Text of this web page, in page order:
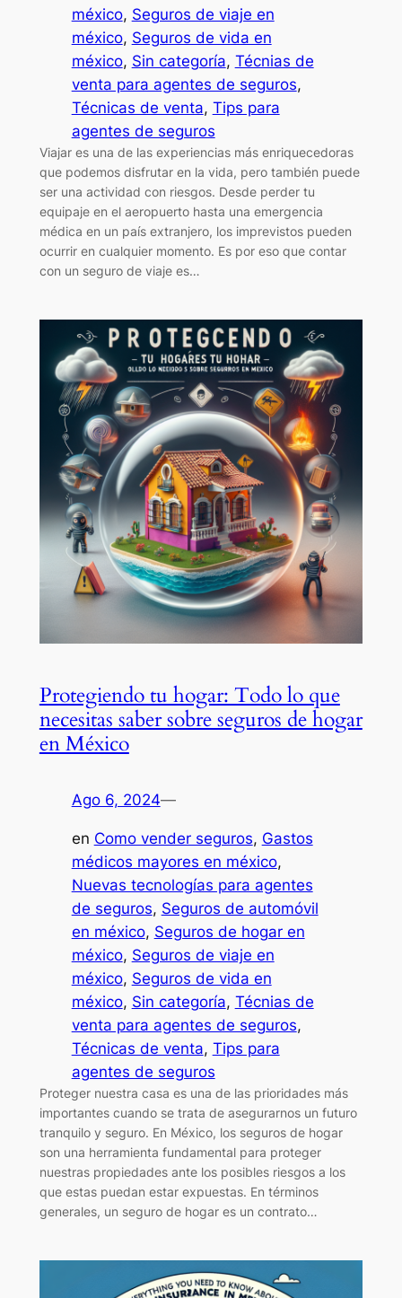
méxico, Seguros de viaje en
méxico, Seguros de vida en
méxico, Sin categoría, Técnias de
venta para agentes de seguros
Técnicas de venta, Tips para
agentes de seguros
Viajar es una de las experiencias más enriquecedoras
que podemos disfrutar en la vida, pero también puede
ser una actividad con riesgos. Desde perder tu
equipaje en el aeropuerto hasta una emergencia
médica en un país extranjero, los imprevistos pueden
ocurrir en cualquier momento. Es por eso que contar
con un seguro de viaje es…
Protegiendo tu hogar: Todo lo que
necesitas saber sobre seguros de hogar
en México
Ago 6, 2024—
en Como vender seguros, Gastos
médicos mayores en méxico
Nuevas tecnologías para agentes
de seguros, Seguros de automóvil
en méxico, Seguros de hogar en
méxico, Seguros de viaje en
méxico, Seguros de vida en
méxico, Sin categoría, Técnias de
venta para agentes de seguros
Técnicas de venta, Tips para
agentes de seguros
Proteger nuestra casa es una de las prioridades más
importantes cuando se trata de asegurarnos un futuro
tranquilo y seguro. En México, los seguros de hogar
son una herramienta fundamental para proteger
nuestras propiedades ante los posibles riesgos a los
que estas puedan estar expuestas. En términos
generales, un seguro de hogar es un contrato…